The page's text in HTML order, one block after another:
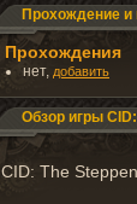
Прохождение и
Прохождения
нет, добавить
Обзор игры
CID: The